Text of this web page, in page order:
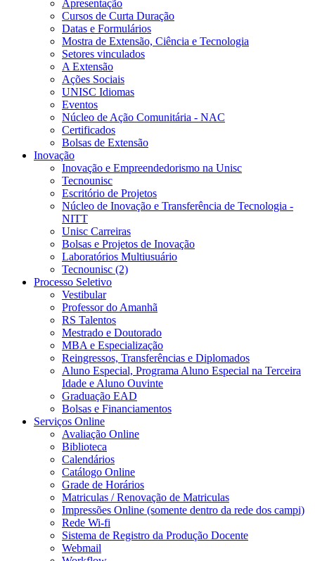
Apresentação
Cursos de Curta Duração
Datas e Formulários
Mostra de Extensão, Ciência e Tecnologia
Setores vinculados
A Extensão
Ações Sociais
UNISC Idiomas
Eventos
Núcleo de Ação Comunitária - NAC
Certificados
Bolsas de Extensão
Inovação
Inovação e Empreendedorismo na Unisc
Tecnounisc
Escritório de Projetos
Núcleo de Inovação e Transferência de Tecnologia -
NITT
Unisc Carreiras
Bolsas e Projetos de Inovação
Laboratórios Multiusuário
Tecnounisc (2)
Processo Seletivo
Vestibular
Professor do Amanhã
RS Talentos
Mestrado e Doutorado
MBA e Especialização
Reingressos, Transferências e Diplomados
Aluno Especial, Programa Aluno Especial na Terceira
Idade e Aluno Ouvinte
Graduação EAD
Bolsas e Financiamentos
Serviços Online
Avaliação Online
Biblioteca
Calendários
Catálogo Online
Grade de Horários
Matriculas / Renovação de Matriculas
Impressões Online (somente dentro da rede dos campi)
Rede Wi-fi
Sistema de Registro da Produção Docente
Webmail